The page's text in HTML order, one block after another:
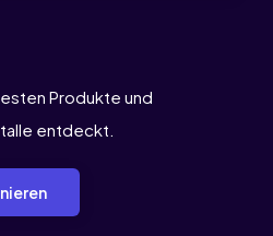
Produkte und
entdeckt.